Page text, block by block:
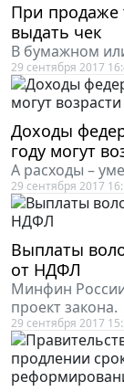
При продаже
выдать чек
В бумажном
29 сентября 2017
Доходы
году могут
А расходы –
29 сентября 2017
Выплаты
от НДФЛ
Минфин
проект закона.
29 сентября 2017